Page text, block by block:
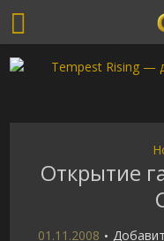
Открытие
01.11.2008